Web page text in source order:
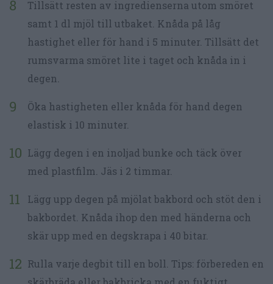
Tillsätt resten av ingredienserna utom smöret
samt 1 dl mjöl till utbaket. Knåda på låg
hastighet eller för hand i 5 minuter. Tillsätt det
rumsvarma smöret lite i taget och knåda in i
degen.
Öka hastigheten eller knåda för hand degen
elastisk i 10 minuter.
Lägg degen i en inoljad bunke och täck över
med plastfilm. Jäs i 2 timmar.
Lägg upp degen på mjölat bakbord och stöt den i
bakbordet. Knåda ihop den med händerna och
skär upp med en degskrapa i 40 bitar.
Rulla varje degbit till en boll. Tips: förbereden en